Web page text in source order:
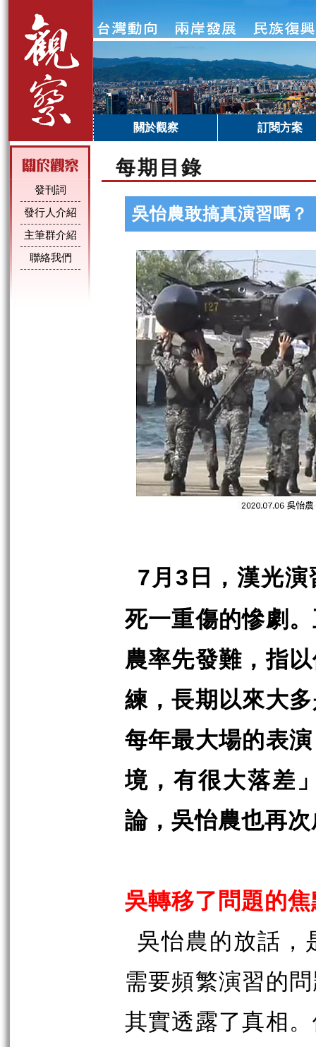
關於觀察 訂閱方案
發刊詞
發行人介紹
主筆群介紹
聯絡我們
每期目錄
吳怡農敢搞真演習嗎？
7月3 日，漢光
死一重傷的慘劇
農率先發難，指
練，長期以來大
每年最大場的表
境，有很大落差
論，吳怡農也再
吳轉移了問題的
吳怡農的放話，
需要頻繁演習的
其實透露了真相